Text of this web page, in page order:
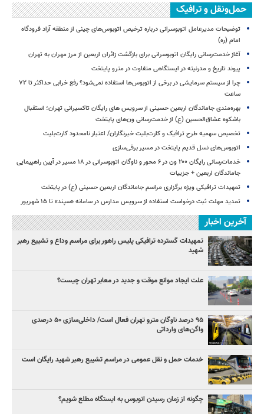
حمل‌ونقل و ترافیک
توضیحات مدیرعامل اتوبوسرانی درباره ترخیص اتوبوس‌های چینی از منطقه آزاد فرودگاه
امام (ره)
آغاز خدمت‌رسانی رایگان اتوبوسرانی برای بازگشت زائران اربعین از مرز مهران به تهران
پیوند تاریخ و مدرنیته در ایستگاهی متفاوت در مترو پایتخت
چرا از سیستم سرمایشی در برخی از اتوبوس‌ها استفاده نمی‌شود؟ رفع خرابی حداکثر تا ۷۲
ساعت
بهره‌مندی جاماندگان اربعین حسینی از سرویس‌ های رایگان تاکسیرانی تهران؛ استقبال
باشکوه عشاق‌الحسین (ع) از خدمت‌رسانی ون‌های پایتخت
تخصیص سهمیه طرح ترافیک و کارت‌بلیت خبرنگاران/ اعتبار نامحدود کارت‌بلیت
اتوبوس‌های نسل قدیم پایتخت در مسیر برقی‌سازی
خدمات‌رسانی رایگان ۲۰۰ ون در ۶ محور و ناوگان اتوبوسرانی در ۱۸ مسیر در آیین راهپیمایی
جاماندگان اربعین + جزییات
تمهیدات ترافیکی ویژه برگزاری مراسم جاماندگان اربعین حسینی (ع) در پایتخت
تمدید مهلت ثبت درخواست استفاده از سرویس مدارس در سامانه «سپند» تا ۱۵ شهریور
آخرین اخبار
تمهیدات گسترده ترافیکی پلیس راهور برای مراسم وداع و تشییع رهبر
شهید
علت ایجاد موانع موقت و جدید در معابر تهران چیست؟
۹۵ درصد ناوگان مترو تهران فعال است/ داخلی‌سازی ۵۰ درصدی
واگن‌های وارداتی
خدمات حمل و نقل عمومی در مراسم تشییع رهبر شهید رایگان است
چگونه از زمان رسیدن اتوبوس به ایستگاه مطلع شویم؟